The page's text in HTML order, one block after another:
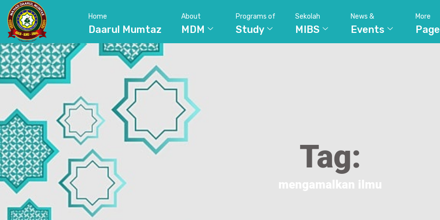
Home
Daarul Mumtaz
About
MDM
Programs of
Study
Sekolah
MIBS
News &
Events
More
Tag:
mengamalkan ilmu